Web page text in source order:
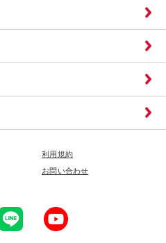
利用規約
お問い合わせ